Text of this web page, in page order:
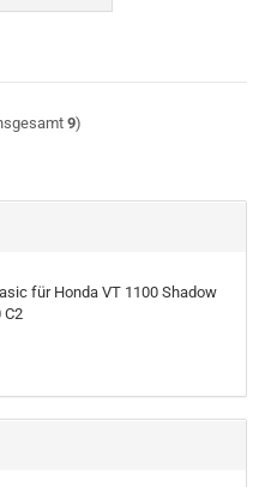
9)
für Honda VT 1100 Shadow
C2